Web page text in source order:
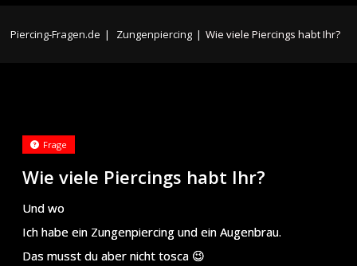
Piercing-Fragen.de | Zungenpiercing | Wie viele Piercings habt Ihr?
Wie viele Piercings habt Ihr?
Frage
Und wo
Ich habe ein Zungenpiercing und ein Augenbrau.
Das musst du aber nicht tosca 😉